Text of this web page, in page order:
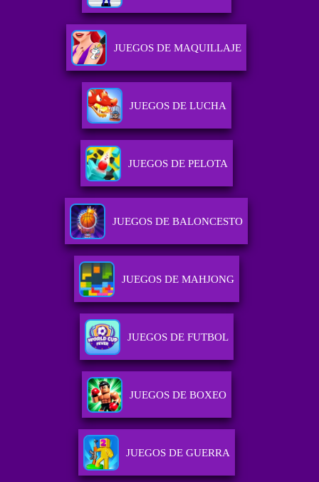
JUEGOS DE MAQUILLAJE
JUEGOS DE LUCHA
JUEGOS DE PELOTA
JUEGOS DE BALONCESTO
JUEGOS DE MAHJONG
JUEGOS DE FUTBOL
JUEGOS DE BOXEO
JUEGOS DE GUERRA